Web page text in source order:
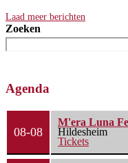
Laad meer berichten
Zoeken
Agenda
08-08
M'era Luna
Hildesheim
Tickets